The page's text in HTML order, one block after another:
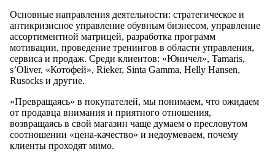
Основные направления деятельности: стратегическое и
антикризисное управление обувным бизнесом, управление
ассортиментной матрицей, разработка программ
мотивации, проведение тренингов в области управления,
сервиса и продаж. Среди клиентов: «Юничел», Tamaris,
s’Oliver, «Котофей», Rieker, Sinta Gamma, Helly Hansen,
Rusocks и другие.
«Превращаясь» в покупателей, мы понимаем, что ожидаем
от продавца внимания и приятного отношения,
возвращаясь в свой магазин чаще думаем о пресловутом
соотношении «цена-качество» и недоумеваем, почему
клиенты проходят мимо.